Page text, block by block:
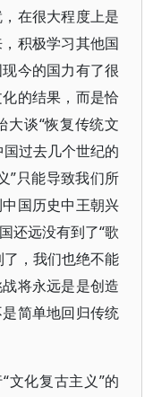
在很大程度上是
积极学习其他国
今的国力有了很
的结果，而是恰
大谈“恢复传统文
过去几个世纪的
”只能导致我们所
国历史中王朝兴
还远没有到了“歌
，我们也绝不能
将永远是是创造
简单地回归传统
文化复古主义”的